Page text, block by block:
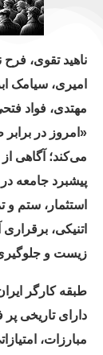
ناهید تقوی،
امیری، سیامک
مهتدی، فواد
«امروز در
می‌کند؛ آگاهی
پیشبرد جامعه
استثمار، ستم
اتنیکی،
زیست و جلوگیری
طبقه کارگر
دارای تاریخی
مبارزات،